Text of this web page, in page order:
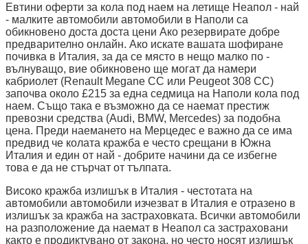
Евтини оферти за кола под наем на летище Неапол - най
- малките автомобили автомобили в Наполи са
обикновено доста доста цени Ако резервирате добре
предварително онлайн. Ако искате вашата шофиране
почивка в Италия, за да се място в нещо малко по -
вълнуващо, вие обикновено ще могат да намери
кабриолет (Renault Megane CC или Peugeot 308 CC)
започва около £215 за една седмица на Наполи кола под
наем. Също така е възможно да се наемат престиж
превозни средства (Audi, BMW, Mercedes) за подобна
цена. Преди наемането на Мерцедес е важно да се има
предвид че колата кражба е често срещани в Южна
Италия и един от най - добрите начини да се избегне
това е да не стърчат от тълпата.
Високо кражба излишък в Италия - честотата на
автомобили автомобили изчезват в Италия е отразено в
излишък за кражба на застраховката. Всички автомобили
на разположение да наемат в Неапол са застраховани
както е продиктувано от закона, но често носят излишък